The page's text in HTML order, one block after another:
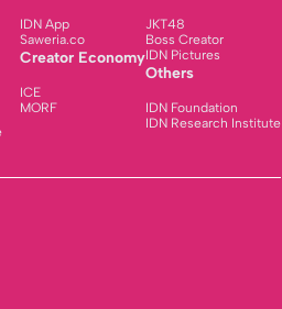
IDN App
Saweria.co
Creator Economy
ICE
MORF
JKT48
Boss Creator
IDN Pictures
Others
IDN Foundation
IDN Research Institute